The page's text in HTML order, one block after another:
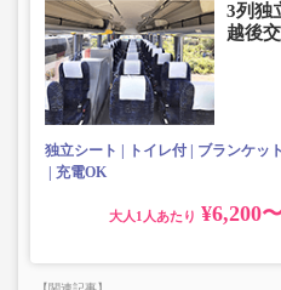
・3列シートでゆったり快適な
・フリーWi-Fiが利用可能。※
・車内トイレ完備で長旅でも
す。
・座席にコンセント・USB設
・車内は常時換気し、清掃・
3列独
越後
独立シート トイレ付 ブランケット
充電OK
大人 ¥6,200